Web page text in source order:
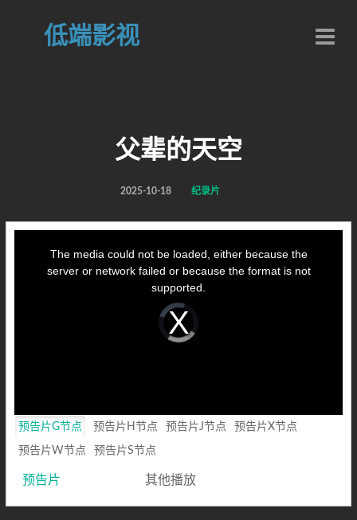
低端影视
父辈的天空
2025-10-18 纪录片
Video
Player
loading.
The media could not be loaded, either because the
server or network failed or because the format is not
supported.
预告片G节点 预告片H节点 预告片J节点 预告片X节点
预告片W节点 预告片S节点
预告片 其他播放